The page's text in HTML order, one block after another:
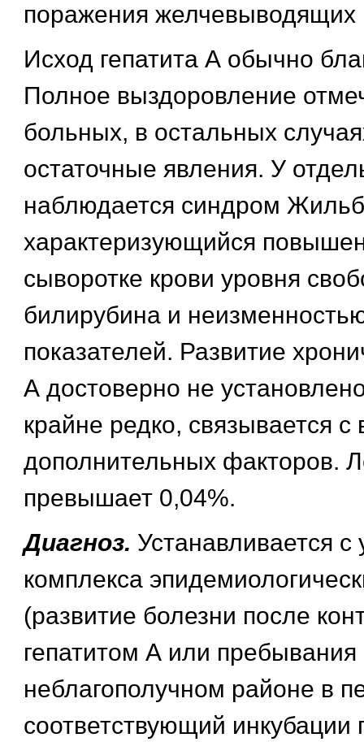
поражения желчевыводящих
Исход гепатита А обычно
Полное выздоровление
больных, в остальных
остаточные явления. У
наблюдается синдром
характеризующийся
сыворотке крови уровня
билирубина и
показателей. Развитие
А достоверно не
крайне редко, связывается с
дополнительных факторов.
превышает 0,04%.
Диагноз. Устанавливается с
комплекса
(развитие болезни после
гепатитом А или пребывания
неблагополучном районе в
соответствующий инкубации